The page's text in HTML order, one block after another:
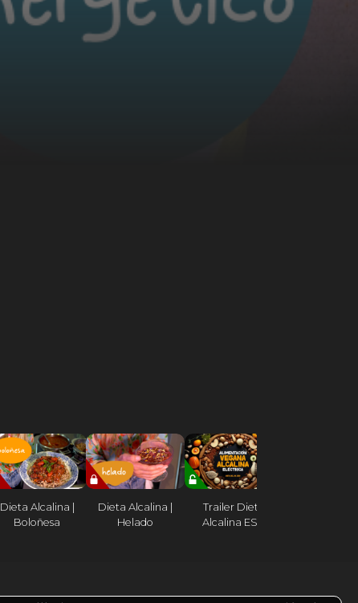
Dieta Alcalina |
Boloñesa
Dieta Alcalina |
Helado
Trailer Dieta
Alcalina ESP